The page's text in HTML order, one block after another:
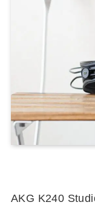
AKG K240